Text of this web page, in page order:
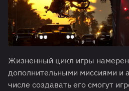
Жизненный цикл игры
дополнительными миссиями и
числе создавать его смогут